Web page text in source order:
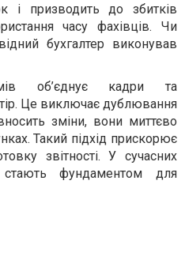
і призводить до збитків
часу фахівців. Чи
бухгалтер виконував
об’єднує кадри та
Це виключає дублювання
зміни, вони миттєво
Такий підхід прискорює
звітності. У сучасних
фундаментом для